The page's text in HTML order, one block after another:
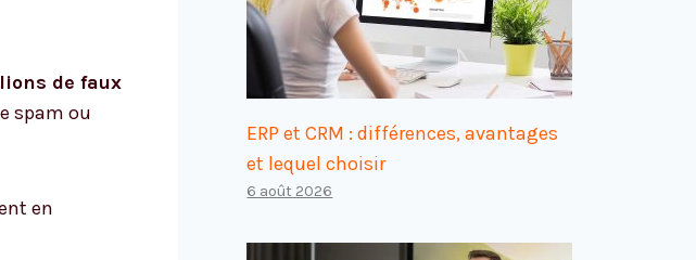
de faux
spam ou
en
ERP et CRM : différences, avantages
et lequel choisir
6 août 2026